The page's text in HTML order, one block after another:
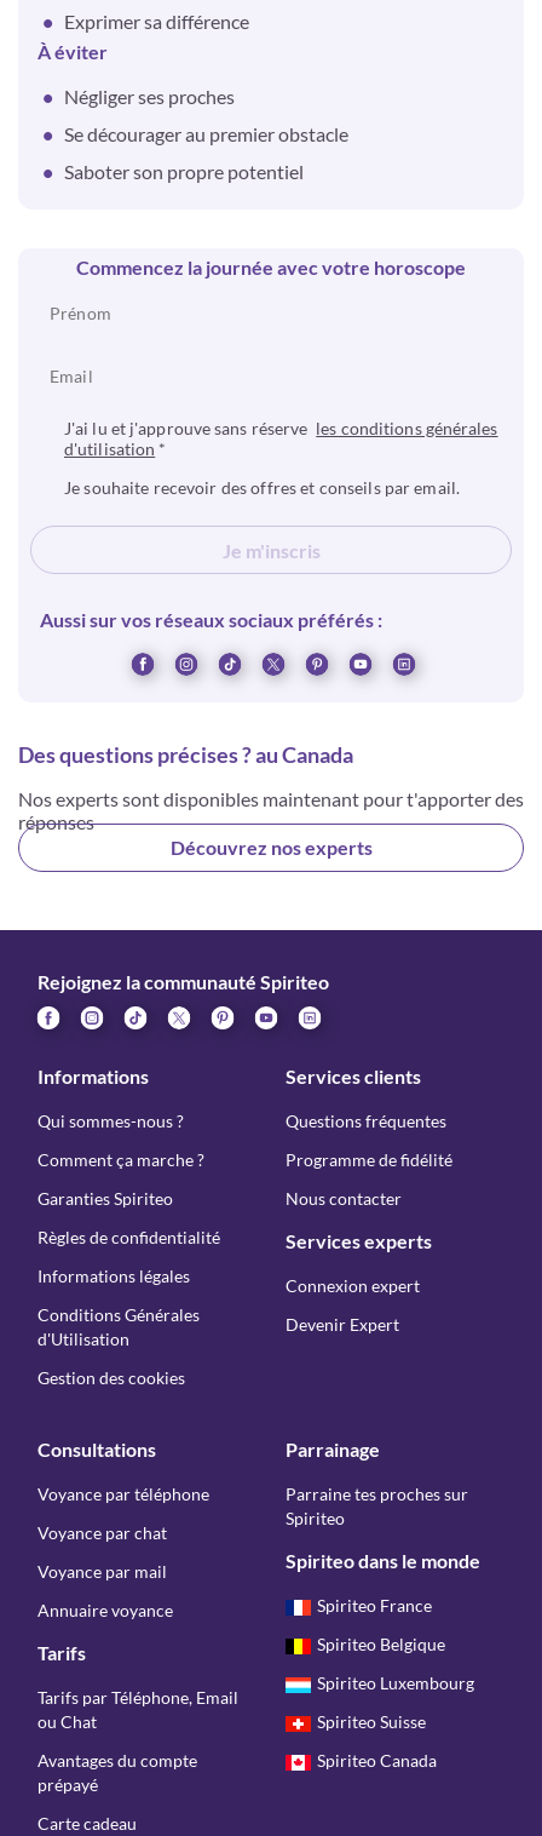
Exprimer sa différence
À éviter
Négliger ses proches
Se décourager au premier obstacle
Saboter son propre potentiel
Commencez la journée avec votre horoscope
J'ai lu et j'approuve sans réserve les conditions générales
d'utilisation *
Je souhaite recevoir des offres et conseils par email.
Je m'inscris
Aussi sur vos réseaux sociaux préférés :
Des questions précises ? au Canada
Nos experts sont disponibles maintenant pour t'apporter des
réponses
Découvrez nos experts
Rejoignez la communauté Spiriteo
Informations
Qui sommes-nous ?
Comment ça marche ?
Garanties Spiriteo
Règles de confidentialité
Informations légales
Conditions Générales
d'Utilisation
Gestion des cookies
Services clients
Questions fréquentes
Programme de fidélité
Nous contacter
Services experts
Connexion expert
Devenir Expert
Consultations
Voyance par téléphone
Voyance par chat
Voyance par mail
Annuaire voyance
Tarifs
Tarifs par Téléphone, Email
ou Chat
Avantages du compte
prépayé
Carte cadeau
Parrainage
Parraine tes proches sur
Spiriteo
Spiriteo dans le monde
Spiriteo France
Spiriteo Belgique
Spiriteo Luxembourg
Spiriteo Suisse
Spiriteo Canada